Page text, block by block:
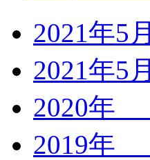
2021年5
2021年5
2020
2019